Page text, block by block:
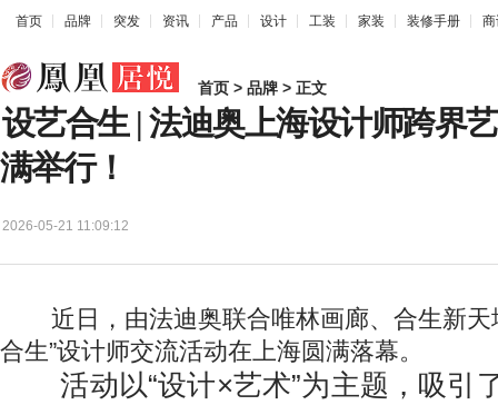
首页 品牌 突发 资讯 产品 设计 工装 家装 装修手册
首页 > 品牌 > 正文
设艺合生 | 法迪奥上海设计师跨界
满举行！
2026-05-21 11:09:12
近日，由法迪奥联合唯林画廊、合生新天
合生”设计师交流活动在上海圆满落幕。
活动以“设计×艺术”为主题，吸引